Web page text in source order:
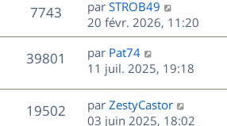
n
i
e
r
m
e
s
s
7743V
u
e
D
e
r
n
i
e
r
m
par STROB49
20 févr. 2026, 11:20
39801
u
e
D
e
n
i
par Pat74
11 juil. 2025, 19:18
19502V
D
e
par ZestyCastor
03 juin 2025, 18:02